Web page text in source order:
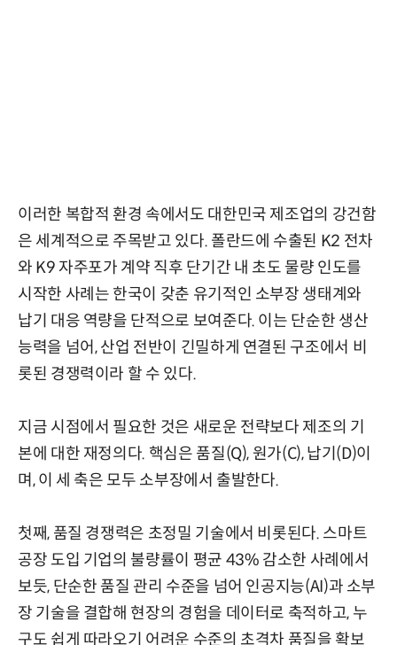
이러한 복합적 환경 속에서도 대한민국 제조업의 강건함
은 세계적으로 주목받고 있다. 폴란드에 수출된 K2 전차
와 K9 자주포가 계약 직후 단기간 내 초도 물량 인도를
시작한 사례는 한국이 갖춘 유기적인 소부장 생태계와
납기 대응 역량을 단적으로 보여준다. 이는 단순한 생산
능력을 넘어, 산업 전반이 긴밀하게 연결된 구조에서 비
롯된 경쟁력이라 할 수 있다.
지금 시점에서 필요한 것은 새로운 전략보다 제조의 기
본에 대한 재정의다. 핵심은 품질(Q), 원가(C), 납기(D)이
며, 이 세 축은 모두 소부장에서 출발한다.
첫째, 품질 경쟁력은 초정밀 기술에서 비롯된다. 스마트
공장 도입 기업의 불량률이 평균 43% 감소한 사례에서
보듯, 단순한 품질 관리 수준을 넘어 인공지능(AI)과 소부
장 기술을 결합해 현장의 경험을 데이터로 축적하고, 누
구도 쉽게 따라오기 어려운 수준의 초격차 품질을 확보